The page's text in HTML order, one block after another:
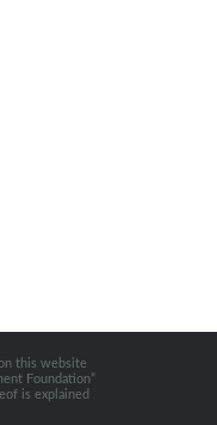
this website
Foundation”
is explained